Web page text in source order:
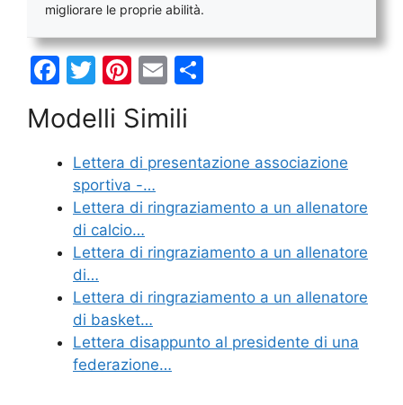
migliorare le proprie abilità.
F
c
e
b
o
o
k
T
itt
er
Pi
er
e
st
E
ai
l
di
di
Modelli Simili
Lettera di presentazione associazione
sportiva -…
Lettera di ringraziamento a un allenatore
di calcio…
Lettera di ringraziamento a un allenatore
di…
Lettera di ringraziamento a un allenatore
di basket…
Lettera disappunto al presidente di una
federazione…